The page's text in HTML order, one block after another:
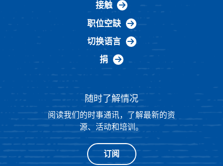
接触
职位空缺
切换语言
捐
随时了解情况
阅读我们的时事通讯，了解最新的资
源、活动和培训。
订阅